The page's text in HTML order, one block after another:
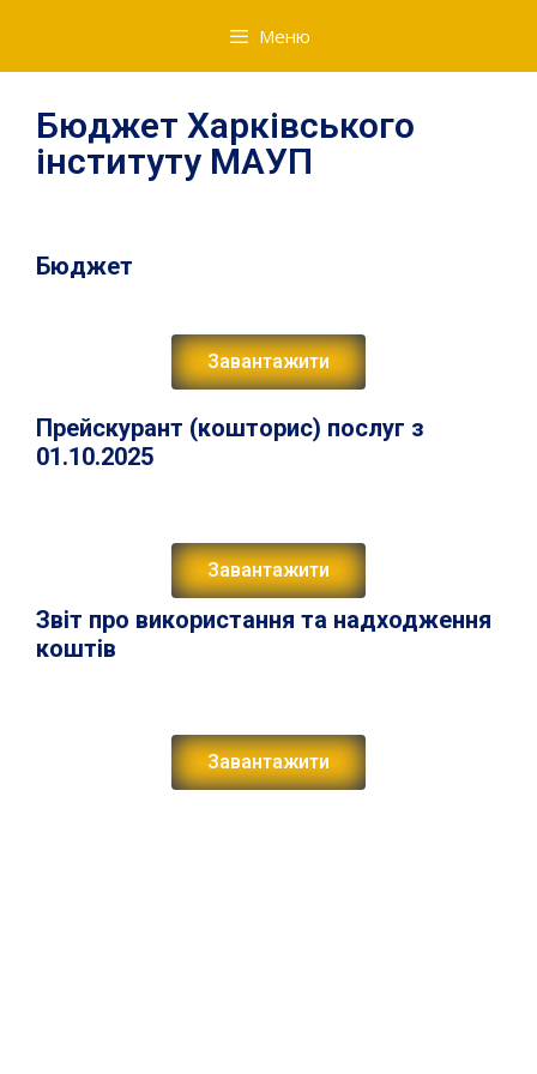
Меню
Бюджет Харківського
інституту МАУП
Бюджет
Завантажити
Прейскурант (кошторис) послуг з
01.10.2025
Завантажити
Звіт про використання та надходження
коштів
Завантажити